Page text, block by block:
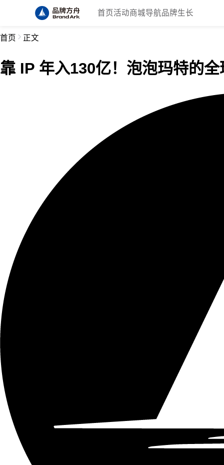
首页 活动商城导航品牌生长
首页 正文
靠 IP 年入130亿！泡泡玛特的